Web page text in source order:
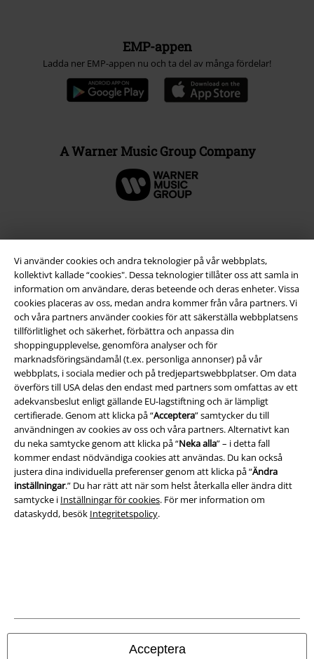
Vi använder cookies och andra teknologier på vår webbplats,
kollektivt kallade “cookies". Dessa teknologier tillåter oss att samla in
information om användare, deras beteende och deras enheter. Vissa
cookies placeras av oss, medan andra kommer från våra partners. Vi
och våra partners använder cookies för att säkerställa webbplatsens
tillförlitlighet och säkerhet, förbättra och anpassa din
shoppingupplevelse, genomföra analyser och för
marknadsföringsändamål (t.ex. personliga annonser) på vår
webbplats, i sociala medier och på tredjepartswebbplatser. Om data
överförs till USA delas den endast med partners som omfattas av ett
adekvansbeslut enligt gällande EU-lagstiftning och är lämpligt
certifierade. Genom att klicka på “Acceptera” samtycker du till
användningen av cookies av oss och våra partners. Alternativt kan
du neka samtycke genom att klicka på “Neka alla” – i detta fall
kommer endast nödvändiga cookies att användas. Du kan också
justera dina individuella preferenser genom att klicka på “Ändra
inställningar.” Du har rätt att när som helst återkalla eller ändra ditt
samtycke i Inställningar för cookies. För mer information om
dataskydd, besök Integritetspolicy.
Acceptera
EMP-appen
Ladda ner EMP-appen nu och ta del av många fördelar!
A Warner Music Group Company
Juridisk information/Villkor
Villkor
Om oss
Ladda ner villkoren
Avfallshantering och miljöskydd
Försäkran om överensstämmelse
Alla priser inkl. moms.Fraktkostnad tillkommer.
© 1986-2026 E.M.P. Merchandising HGmbH